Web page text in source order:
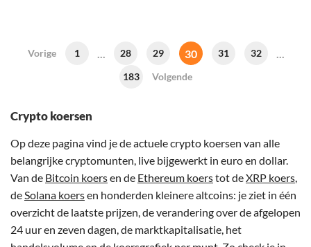
Vorige 1 28 29 30 31 32
183 Volgende
Crypto koersen
Op deze pagina vind je de actuele crypto koersen van alle
belangrijke cryptomunten, live bijgewerkt in euro en dollar.
Van de Bitcoin koersen de Ethereum koerstot deXRP koers,
deSolana koersen honderden kleinere altcoins: je ziet in één
overzicht de laatste prijzen, de verandering over de afgelopen
24 uur en zeven dagen, de marktkapitalisatie, het